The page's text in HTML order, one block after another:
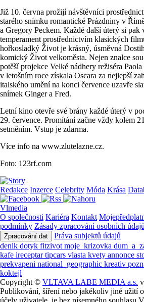
Již 10. června prožijí návštěvníci
starého snímku romantické Prázdniny v
a Gregory Peckem. Každé další úterý si
temperament prostřednictvím klasických
hořkosladký Život je krásný, úsměvná
komický Život velkoměsta. Nejen znalce
potěší projekce Velké nádhery režiséra
v letošním roce získala Oscara za nejlepší
italského umění na konci července uzavře
snímek Ginger a Fred.
Letní kino otevře své brány každé úterý v
29. července. Promítání začne vždy kolem
setměním. Vstup je zdarma.
Více info na www.zlutelazne.cz.
Foto: 123rf.com
Redakce Inzerce Celebrity Móda Krása
Vlmedia
O společnosti Kariéra Kontakt
podmínky Zásady zpracování osobních údajů
Zpracování dat
Práva subjektů údajů
denik dotyk fitzivot moje_krizovka
kafe ireceptartipcars vlasta kvety annonce
prekvapeni national_geographic kreativ
koktejl
Copyright © VLTAVA LABE MEDIA a.s.
Publikování, šíření nebo jakékoliv jiné užití